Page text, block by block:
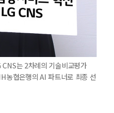
는 2차례의 기술비교평가
협은행의 AI 파트너로 최종 선